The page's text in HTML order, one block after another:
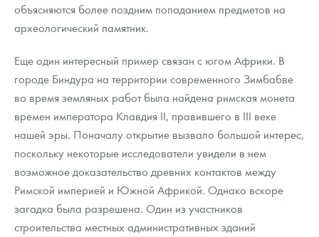
объясняются более поздним попаданием предметов на
археологический памятник.
Еще один интересный пример связан с югом Африки. В
городе Биндура на территории современного Зимбабве
во время земляных работ была найдена римская монета
времен императора Клавдия II, правившего в III веке
нашей эры. Поначалу открытие вызвало большой интерес,
поскольку некоторые исследователи увидели в нем
возможное доказательство древних контактов между
Римской империей и Южной Африкой. Однако вскоре
загадка была разрешена. Один из участников
строительства местных административных зданий